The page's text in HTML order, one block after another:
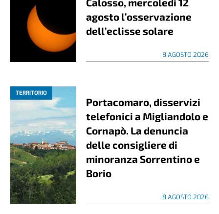
agosto l’osservazione
dell’eclisse solare
8 AGOSTO 2026
TERRITORIO
Portacomaro, disservizi
telefonici a Migliandolo e
Cornapò. La denuncia
delle consigliere di
minoranza Sorrentino e
Borio
8 AGOSTO 2026